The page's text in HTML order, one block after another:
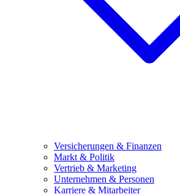
Versicherungen & Finanzen
Markt & Politik
Vertrieb & Marketing
Unternehmen & Personen
Karriere & Mitarbeiter